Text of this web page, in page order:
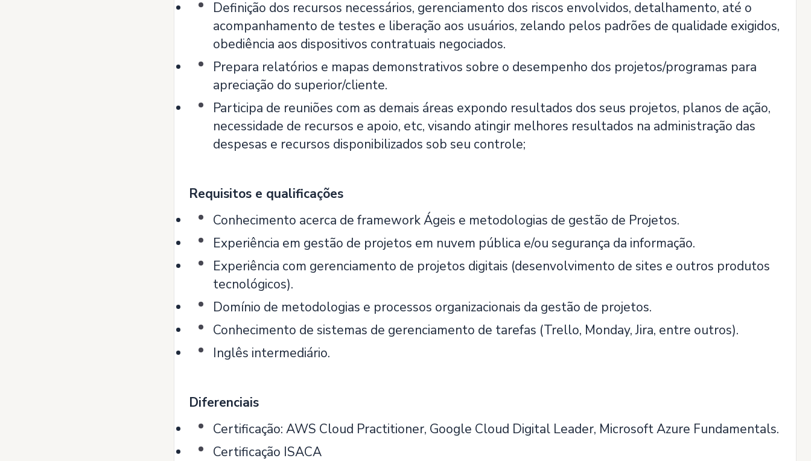
Definição dos recursos necessários, gerenciamento dos riscos envolvidos, detalhamento, até o
acompanhamento de testes e liberação aos usuários, zelando pelos padrões de qualidade exigidos,
obediência aos dispositivos contratuais negociados.
Prepara relatórios e mapas demonstrativos sobre o desempenho dos projetos/programas para
apreciação do superior/cliente.
Participa de reuniões com as demais áreas expondo resultados dos seus projetos, planos de ação,
necessidade de recursos e apoio, etc, visando atingir melhores resultados na administração das
despesas e recursos disponibilizados sob seu controle;
Requisitos e qualificações
Conhecimento acerca de framework Ágeis e metodologias de gestão de Projetos.
Experiência em gestão de projetos em nuvem pública e/ou segurança da informação.
Experiência com gerenciamento de projetos digitais (desenvolvimento de sites e outros produtos
tecnológicos).
Domínio de metodologias e processos organizacionais da gestão de projetos.
Conhecimento de sistemas de gerenciamento de tarefas (Trello, Monday, Jira, entre outros).
Inglês intermediário.
Diferenciais
Certificação: AWS Cloud Practitioner, Google Cloud Digital Leader, Microsoft Azure Fundamentals.
Certificação ISACA